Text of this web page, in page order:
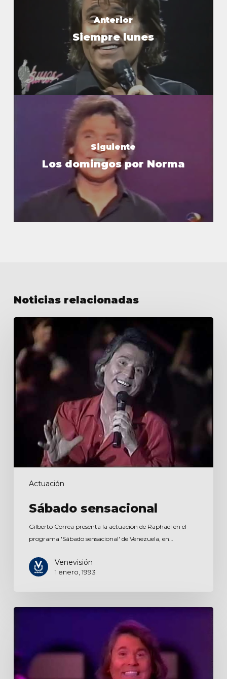
Anterior
Siempre lunes
Siguiente
Los domingos por Norma
Noticias relacionadas
Actuación
Sábado
sensacional
Sábado sensacional
Gilberto Correa presenta la actuación de Raphael en el
programa 'Sábado sensacional' de Venezuela, en…
Venevisión
1 enero, 1993
Encantado